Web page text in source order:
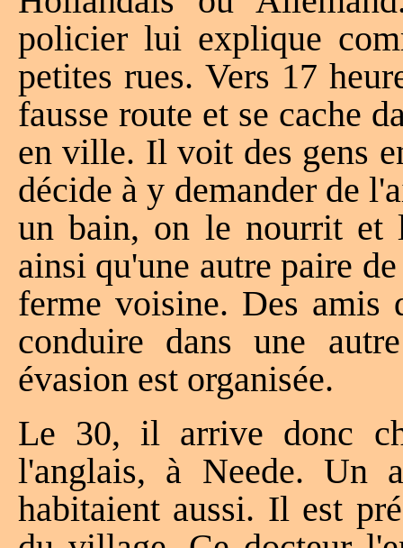
policier lui explique
petites rues. Vers 17
fausse route et se cache
en ville. Il voit des gens
décide à y demander de
un bain, on le nourrit et
ainsi qu'une autre paire
ferme voisine. Des amis
conduire dans une
évasion est organisée.
Le 30, il arrive donc
l'anglais, à Neede. Un
habitaient aussi. Il est